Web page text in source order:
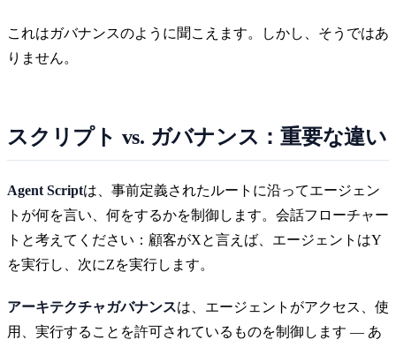
これはガバナンスのように聞こえます。しかし、そうではあ
りません。
スクリプト vs. ガバナンス：重要な違い
Agent Scriptは、事前定義されたルートに沿ってエージェン
トが何を言い、何をするかを制御します。会話フローチャー
トと考えてください：顧客がXと言えば、エージェントはY
を実行し、次にZを実行します。
アーキテクチャガバナンスは、エージェントがアクセス、使
用、実行することを許可されているものを制御します — あ